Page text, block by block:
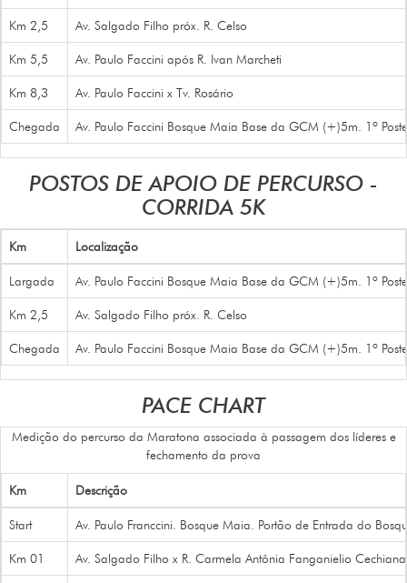
Km 2,5 Av. Salgado Filho próx. R. Celso
Km 5,5 Av. Paulo Faccini após R. Ivan Marcheti
Km 8,3 Av. Paulo Faccini x Tv. Rosário
Chegada Av. Paulo Faccini Bosque Maia Base da GCM (+)5m. 1º
POSTOS DE APOIO DE PERCURSO -
CORRIDA 5K
Km Localização
Largada Av. Paulo Faccini Bosque Maia Base da GCM (+)5m. 1º
Km 2,5 Av. Salgado Filho próx. R. Celso
Chegada Av. Paulo Faccini Bosque Maia Base da GCM (+)5m. 1º
PACE CHART
Medição do percurso da Maratona associada à passagem dos líderes e
fechamento da prova
Km Descrição
Start Av. Paulo Franccini. Bosque Maia. Portão de Entrada do
Km 01 Av. Salgado Filho x R. Carmela Antônia Fanganielio